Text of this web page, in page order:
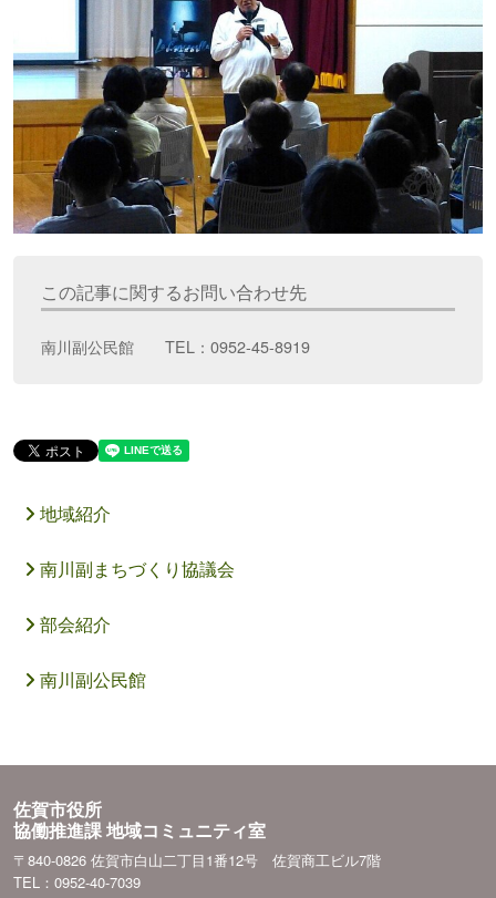
この記事に関するお問い合わせ先
南川副公民館 TEL：0952-45-8919
地域紹介
南川副まちづくり協議会
部会紹介
南川副公民館
佐賀市役所
協働推進課 地域コミュニティ室
〒840-0826 佐賀市白山二丁目1番12号 佐賀商工ビル7階
TEL：0952-40-7039